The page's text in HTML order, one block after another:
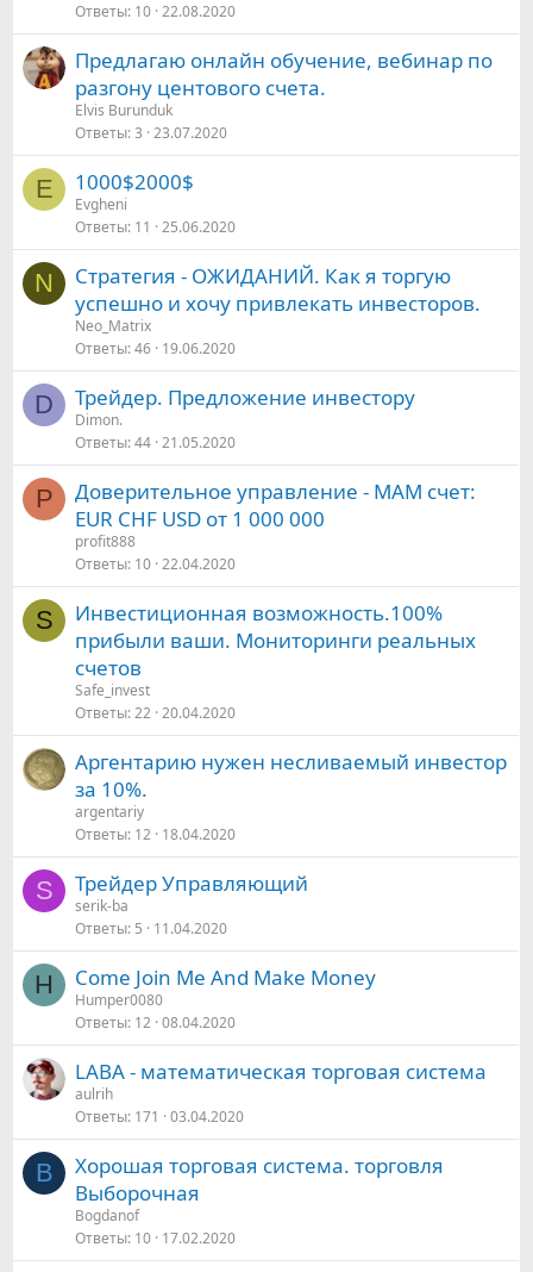
Ответы 10 22.08.2020
Предлагаю онлайн обучение, вебинар по
разгону центового счета.
Elvis Burunduk
Ответы 3 23.07.2020
E 1000$2000$
Evgheni
Ответы 11 25.06.2020
N
Стратегия - ОЖИДАНИЙ. Как я торгую
успешно и хочу привлекать инвесторов.
Neo_Matrix
Ответы 46 19.06.2020
D Трейдер. Предложение инвестору
Dimon.
Ответы 44 21.05.2020
P
Доверительное управление - МАМ счет:
EUR CHF USD от 1 000 000
profit888
Ответы 10 22.04.2020
S
Инвестиционная возможность.100%
прибыли ваши. Мониторинги реальных
счетов
Safe_invest
Ответы 22 20.04.2020
Аргентарию нужен несливаемый инвестор
за 10%.
argentariy
Ответы 12 18.04.2020
S Трейдер Управляющий
serik-ba
Ответы 5 11.04.2020
H Come Join Me And Make Money
Humper0080
Ответы 12 08.04.2020
LABA - математическая торговая система
aulrih
Ответы 171 03.04.2020
B
Хорошая торговая система. торговля
Выборочная
Bogdanof
Ответы 10 17.02.2020